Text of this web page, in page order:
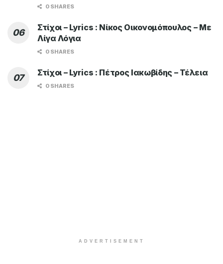
0 SHARES
Στίχοι – Lyrics : Νίκος Οικονομόπουλος – Με
Λίγα Λόγια
0 SHARES
Στίχοι – Lyrics : Πέτρος Ιακωβίδης – Τέλεια
0 SHARES
ADVERTISEMENT